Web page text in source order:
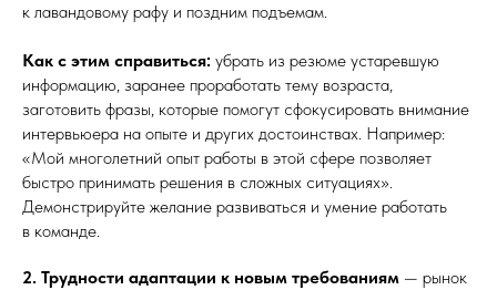
к лавандовому рафу и поздним подъемам.
Как с этим справиться: убрать из резюме устаревшую
информацию, заранее проработать тему возраста,
заготовить фразы, которые помогут сфокусировать внимание
интервьюера на опыте и других достоинствах. Например:
«Мой многолетний опыт работы в этой сфере позволяет
быстро принимать решения в сложных ситуациях».
Демонстрируйте желание развиваться и умение работать
в команде.
2. Трудности адаптации к новым требованиям — рынок